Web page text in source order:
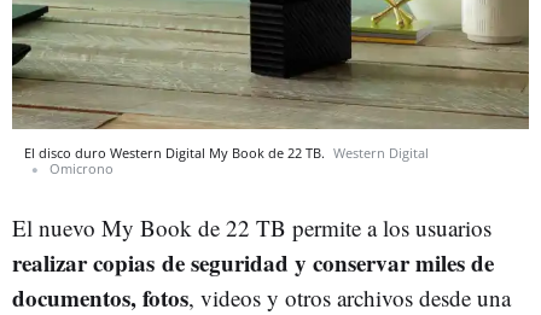
El disco duro Western Digital My Book de 22 TB. Western Digital
Omicrono
El nuevo My Book de 22 TB permite a los usuarios
realizar copias de seguridad y conservar miles de
documentos, fotos, videos y otros archivos desde una